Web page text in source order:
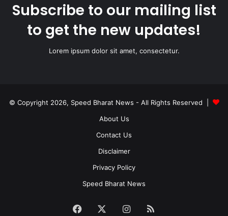
Subscribe to our mailing list
to get the new updates!
Lorem ipsum dolor sit amet, consectetur.
© Copyright 2026, Speed Bharat News - All Rights Reserved |
About Us
Contact Us
Disclaimer
Privacy Policy
Speed Bharat News
Facebook Instagram
RSS